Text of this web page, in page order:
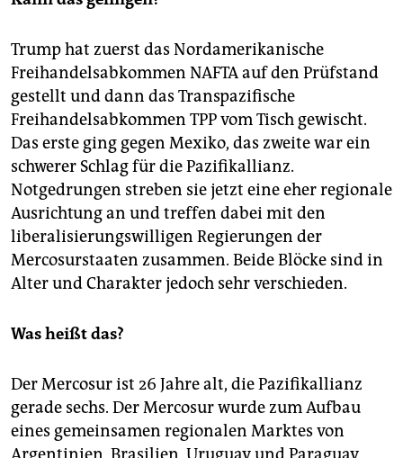
Trump hat zuerst das Nordamerikanische
Freihandelsabkommen NAFTA auf den Prüfstand
gestellt und dann das Transpazifische
Freihandelsabkommen TPP vom Tisch gewischt.
Das erste ging gegen Mexiko, das zweite war ein
schwerer Schlag für die Pazifikallianz.
Notgedrungen streben sie jetzt eine eher regionale
Ausrichtung an und treffen dabei mit den
liberalisierungswilligen Regierungen der
Mercosurstaaten zusammen. Beide Blöcke sind in
Alter und Charakter jedoch sehr verschieden.
Was heißt das?
Der Mercosur ist 26 Jahre alt, die Pazifikallianz
gerade sechs. Der Mercosur wurde zum Aufbau
eines gemeinsamen regionalen Marktes von